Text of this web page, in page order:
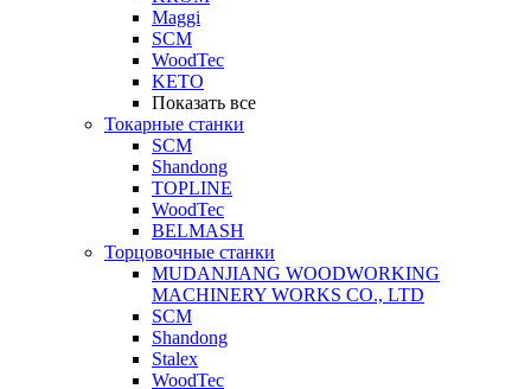
Maggi
SCM
WoodTec
KETO
Показать все
Токарные станки
SCM
Shandong
TOPLINE
WoodTec
BELMASH
Торцовочные станки
MUDANJIANG WOODWORKING
MACHINERY WORKS CO., LTD
SCM
Shandong
Stalex
WoodTec